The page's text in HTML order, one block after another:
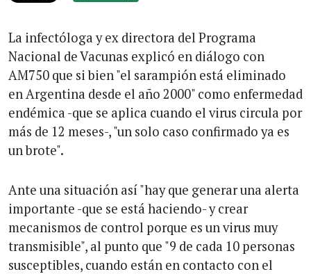
La infectóloga y ex directora del Programa
Nacional de Vacunas explicó en diálogo con
AM750 que si bien "el sarampión está eliminado
en Argentina desde el año 2000" como enfermedad
endémica -que se aplica cuando el virus circula por
más de 12 meses-, "un solo caso confirmado ya es
un brote".
Ante una situación así "hay que generar una alerta
importante -que se está haciendo- y crear
mecanismos de control porque es un virus muy
transmisible", al punto que "9 de cada 10 personas
susceptibles, cuando están en contacto con el